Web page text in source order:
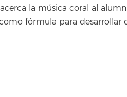
la música coral al
fórmula para desarrollar